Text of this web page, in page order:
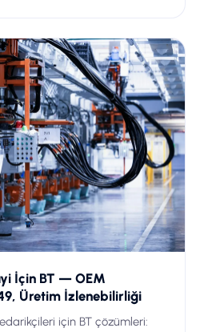
İçin BT — OEM
Üretim İzlenebilirliği
için BT çözümleri: